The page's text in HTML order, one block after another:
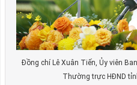
Đồng chí Lê Xuân Tiến, Ủy viên
Thường trực HĐND